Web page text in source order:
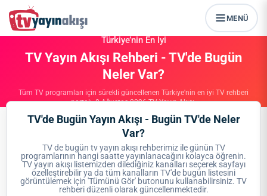
MENÜ
Türkiye’nin En İyi
TV Yayın Akışı Rehberi - TV'de Bugün
Neler Var?
Tüm TV programları için sürekli güncellenen Türkiye'nin en iyi TV rehberi
portalı. 8 Ağustos 2026 TV Yayın Akışı.
TV'de Bugün Yayın Akışı - Bugün TV'de Neler
Var?
TV de bugün tv yayın akışı rehberimiz ile günün TV
programlarının hangi saatte yayınlanacağını kolayca öğrenin.
TV yayın akışı listemizden dilediğiniz kanalları seçerek sayfayı
özelleştirebilir ya da tüm kanalların TV'de bugün listesini
görüntülemek için 'Tümünü Gör' butonunu kullanabilirsiniz. TV
rehberi düzenli olarak güncellenmektedir.